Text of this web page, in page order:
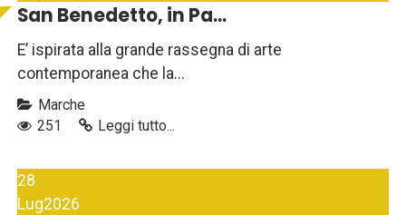
San Benedetto, in Pa...
E’ ispirata alla grande rassegna di arte
contemporanea che la...
Marche
251
Leggi tutto...
28
Lug2026